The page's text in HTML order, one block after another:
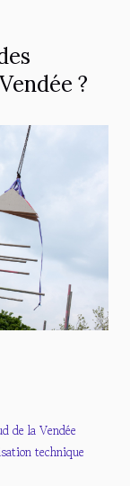
?
de la Vendée
technique